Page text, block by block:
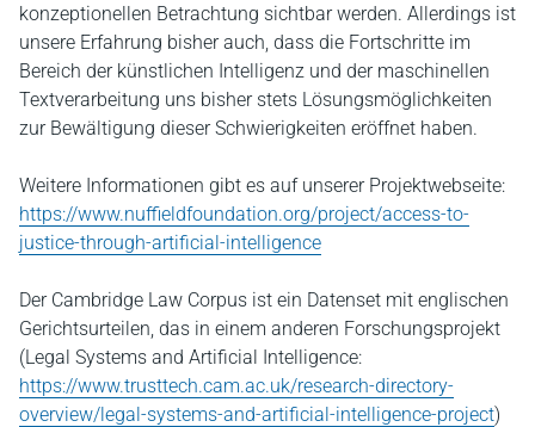
konzeptionellen Betrachtung sichtbar werden. Allerdings ist
unsere Erfahrung bisher auch, dass die Fortschritte im
Bereich der künstlichen Intelligenz und der maschinellen
Textverarbeitung uns bisher stets Lösungsmöglichkeiten
zur Bewältigung dieser Schwierigkeiten eröffnet haben.
Weitere Informationen gibt es auf unserer Projektwebseite:
https://www.nuffieldfoundation.org/project/access-to-
justice-through-artificial-intelligence
Der Cambridge Law Corpus ist ein Datenset mit englischen
Gerichtsurteilen, das in einem anderen Forschungsprojekt
(Legal Systems and Artificial Intelligence:
https://www.trusttech.cam.ac.uk/research-directory-
overview/legal-systems-and-artificial-intelligence-project)